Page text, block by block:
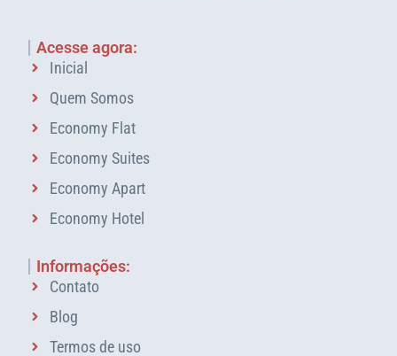
Acesse agora:
Inicial
Quem Somos
Economy Flat
Economy Suites
Economy Apart
Economy Hotel
Informações:
Contato
Blog
Termos de uso